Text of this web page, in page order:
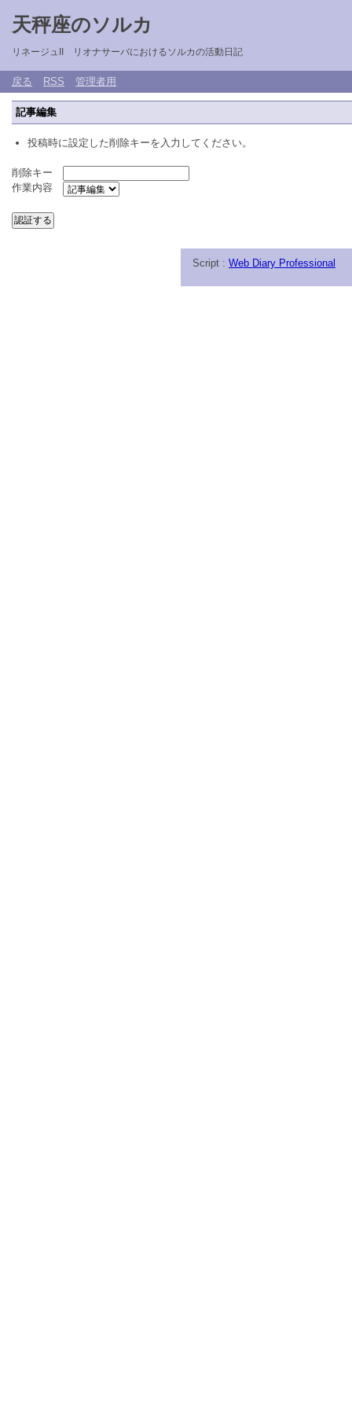
天秤座のソルカ
リネージュII リオナサーバにおけるソルカの活動日記
戻る RSS 管理者用
記事編集
投稿時に設定した削除キーを入力してください。
削除キー
作業内容
Script : Web Diary Professional